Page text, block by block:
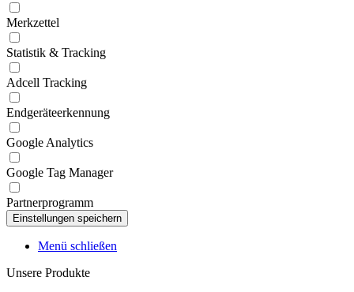
Merkzettel
Statistik & Tracking
Adcell Tracking
Endgeräteerkennung
Google Analytics
Google Tag Manager
Partnerprogramm
Menü schließen
Unsere Produkte